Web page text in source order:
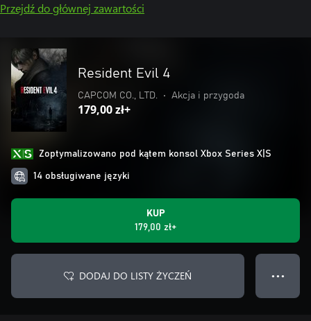
Przejdź do głównej zawartości
Resident Evil 4
CAPCOM CO., LTD. • Akcja i przygoda
179,00 zł+
Zoptymalizowano pod kątem konsol Xbox Series X|S
14 obsługiwane języki
KUP
179,00 zł+
DODAJ DO LISTY ŻYCZEŃ ● ● ●